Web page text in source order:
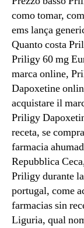
como tomar,
ems lança
Quanto costa
Priligy 60 mg
marca online,
Dapoxetine
acquistare il
Priligy
receta, se
farmacia
Repubblica
Priligy durante
portugal, come
farmacias sin
Liguria, qual